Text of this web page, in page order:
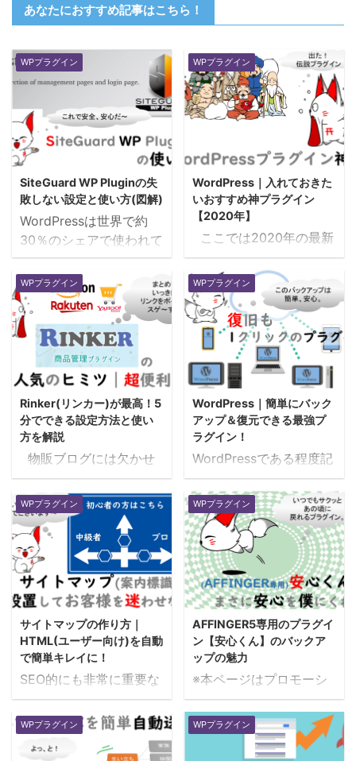
あなたにおすすめ記事はこちら！
WPプラグイン
SiteGuard WP Pluginの失
敗しない設定と使い方(図解)
WordPressは世界で約
30％のシェアで使われて
いるWEB作成ツールで
す。半面このWordPress
を狙った被害もとっても
多いんですよね。 フィボ
せっかく作ったブログに
何かあったら気絶しちゃ
う。 WEBコンテンツは
資産です。不正ログイン
や乗っ取りなどは一度で
もあると大変です。事前
に予防するこれが一番で
すね。 ポイント 特に管
セキュリティを強化する
セキュリティーのポイ
ントは管理画面ログイン
です。ここさえ守れれば
大事には至りません。こ
こでは最も有名で実績 ...
WPプラグイン
WordPress｜入れておきた
いおすすめ神プラグイン
【2020年】
ここでは2020年の最新
版の高速化、効率化、資
産保全のおすすめ神プラ
グインをまとめて紹介し
ていきます。WordPress
導入後はまずこれを入れ
ておけば間違いない！と
言えるくらい厳選しまし
た。 プラグイン選び方
● 広く使われている、実
績がある、評価が高い ●
機能が充実している ●
頻繁にアップデートされ
る、設定できる
WordPress導入後に必ず
入れておきたいプラグイ
ン ではさっそく
WordPressを導入した後
に入れておき ...
WPプラグイン
Rinker(リンカー)が最高！5
分でできる設定方法と使い
方を解説
物販ブログには欠かせ
ないプラグイン。その中
でもとても便んりな
Rinker(リンカー)につい
て解説します。 フィボお
師匠～！ご教示ください
～！ ・リンカーの特徴
は？ ・リンカーの使い方
は？ ・リンカーの設定方
法は？ 本日も疑問が盛り
だくさんです～。 ほほ
ほ、順番にみていくかの
う。アフー仙人
存知のとおりWordPress
の無料で提供されている
WPプラグイン
WordPress｜簡単にバック
アップ＆復元できる最強プ
ラグイン！
WordPressである程度記
事がまとまってきたらは
やめに入れておきたいの
がバックアッププラグイ
ン。みなさん簡単に復元
できるプラグインを選ん
でいますか？今回はバッ
クアッププラグインの選
び方とおすすめのプラグ
インを紹介していきま
す。 フィボお師匠、僕は
有名なBackWPUpで良い
かなと思っております！
ンじゃな。でもデータ復
旧も考えるとそうとも言
WPプラグイン
サイトマップの作り方｜
HTML(ユーザー向け)を自動
で簡単キレイに！
SEO的にも非常に重要な
訪問者(ユーザー)向けの
サイトマップの簡単5分
でキレイに作る方法をま
とめていきます。 フィ
WPプラグイン
AFFINGER5専用のプラグイ
ン【安心くん】のバックア
ップの魅力
※本ページはプロモーシ
ョンが含まれています。
WordPressのバックア
ップ。いつもは手動や自
動でWordPressデータの
WPプラグイン WPプラグイン